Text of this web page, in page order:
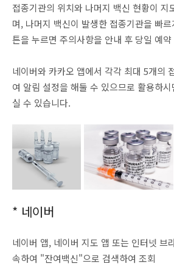
접종기관의 위치와 나머지 백신 현황이 지
며, 나머지 백신이 발생한 접종기관을 빠
튼을 누르면 주의사항을 안내 후 당일 예
네이버와 카카오 앱에서 각각 최대 5개의
여 알림 설정을 해둘 수 있으므로 활용하
실 수 있습니다.
* 네이버
네이버 앱, 네이버 지도 앱 또는 인터넷 브
속하여 "잔여백신"으로 검색하여 조회